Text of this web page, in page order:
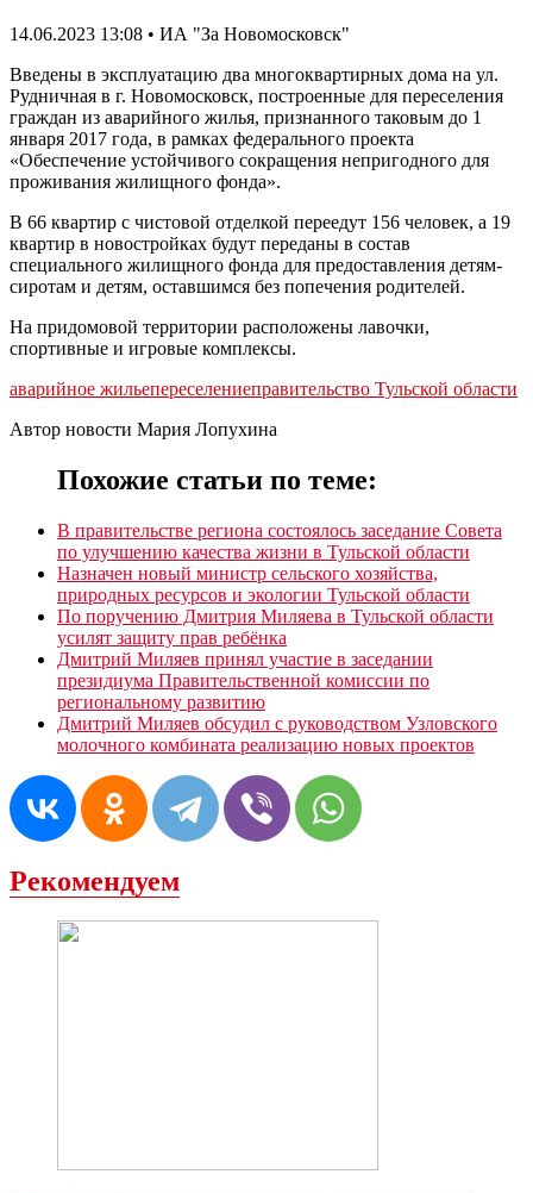
14.06.2023 13:08 • ИА "За Новомосковск"
Введены в эксплуатацию два многоквартирных дома на ул.
Рудничная в г. Новомосковск, построенные для переселения
граждан из аварийного жилья, признанного таковым до 1
января 2017 года, в рамках федерального проекта
«Обеспечение устойчивого сокращения непригодного для
проживания жилищного фонда».
В 66 квартир с чистовой отделкой переедут 156 человек, а 19
квартир в новостройках будут переданы в состав
специального жилищного фонда для предоставления детям-
сиротам и детям, оставшимся без попечения родителей.
На придомовой территории расположены лавочки,
спортивные и игровые комплексы.
аварийное жильепереселениеправительство Тульской области
Автор новости Мария Лопухина
Похожие статьи по теме:
В правительстве региона состоялось заседание Совета
по улучшению качества жизни в Тульской области
Назначен новый министр сельского хозяйства,
природных ресурсов и экологии Тульской области
По поручению Дмитрия Миляева в Тульской области
усилят защиту прав ребёнка
Дмитрий Миляев принял участие в заседании
президиума Правительственной комиссии по
региональному развитию
Дмитрий Миляев обсудил с руководством Узловского
молочного комбината реализацию новых проектов
Рекомендуем